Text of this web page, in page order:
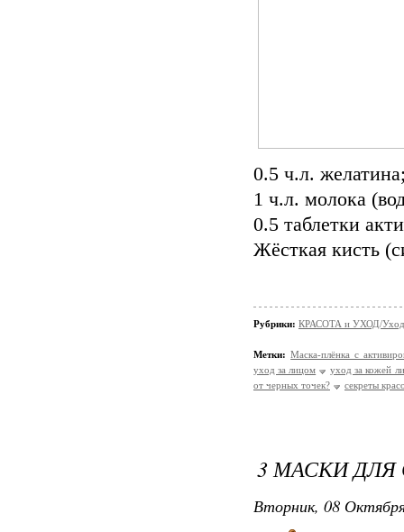
0.5 ч.л.
1 ч.л. молока
0.5 таблетки
Жёсткая кисть
Рубрики: КРАСОТА и УХОД/Уход
Метки: Маска-плёнка с
уход за лицом
уход за кожей
от черных точек?
секреты
3 МАСКИ ДЛЯ
Вторник, 08